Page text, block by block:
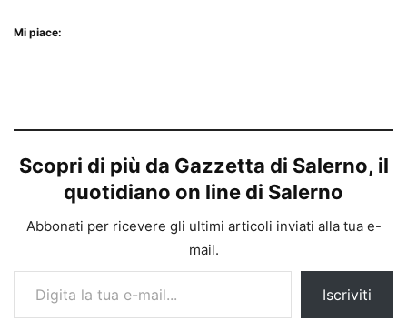
Mi piace:
Scopri di più da Gazzetta di Salerno, il
quotidiano on line di Salerno
Abbonati per ricevere gli ultimi articoli inviati alla tua e-
mail.
Digita la tua e-mail...
Iscriviti